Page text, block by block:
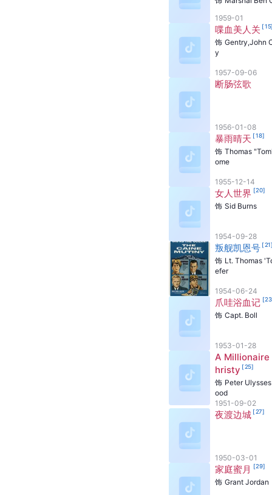
1959-01
喋血美人关 [15
饰 Gentry,John
y
1957-09-06
断肠弦歌
1956-01-08
暴雨晴天 [18]
饰 Thomas
ome
1955-12-14
女人世界 [20]
饰 Sid Burns
1954-09-28
叛舰凯恩号 [21
饰 Lt. Thomas
efer
1954-06-24
爪哇浴血记 [23
饰 Capt. Boll
1953-01-28
A Millionaire
hristy [25]
饰 Peter
ood
1951-09-02
夜渡边城 [27]
1950-03-01
家庭蜜月 [29]
饰 Grant Jordan